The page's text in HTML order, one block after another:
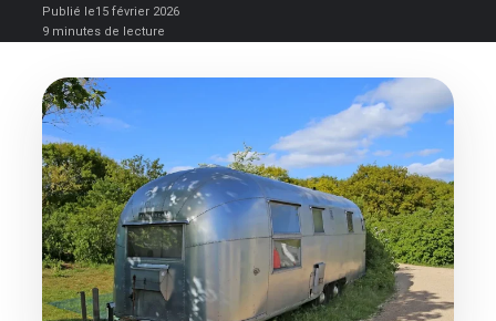
Publié le15 février 2026
9 minutes de lecture